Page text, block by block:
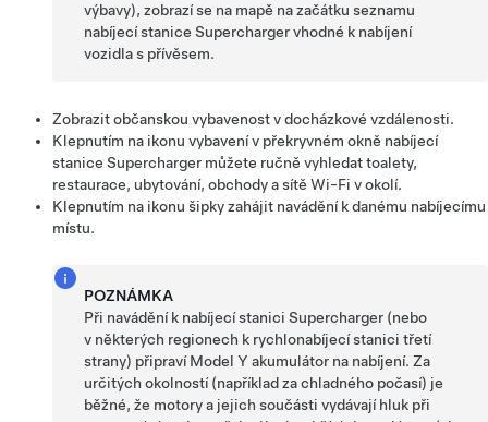
výbavy), zobrazí se na mapě na začátku seznamu
nabíjecí stanice Supercharger vhodné k nabíjení
vozidla s přívěsem.
Zobrazit občanskou vybavenost v docházkové vzdálenosti.
Klepnutím na ikonu vybavení v překryvném okně nabíjecí
stanice Supercharger můžete ručně vyhledat toalety,
restaurace, ubytování, obchody a sítě Wi-Fi v okolí.
Klepnutím na ikonu šipky zahájit navádění k danému nabíjecímu
místu.
POZNÁMKA
Při navádění k nabíjecí stanici Supercharger (nebo
v některých regionech k rychlonabíjecí stanici třetí
strany) připravíModel Y akumulátor na nabíjení. Za
určitých okolností (například za chladného počasí) je
běžné, že motory a jejich součásti vydávají hluk při